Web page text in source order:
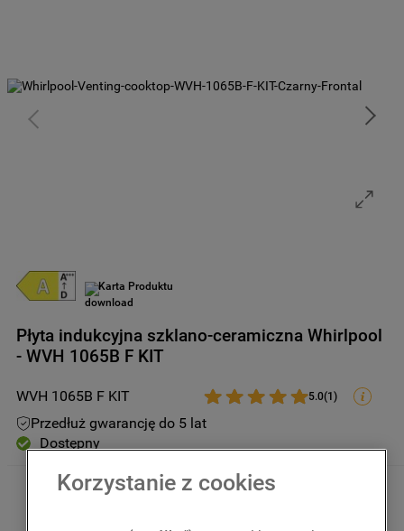
Karta Produktu
Płyta indukcyjna szklano-ceramiczna Whirlpool
- WVH 1065B F KIT
WVH 1065B F KIT 5.0(1 )
Przedłuż gwarancję do 5 lat
Dostępny
5199
Korzystanie z cookies